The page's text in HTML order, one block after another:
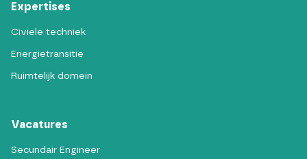
Expertises
Civiele techniek
Energietransitie
Ruimtelijk domein
Vacatures
Secundair Engineer